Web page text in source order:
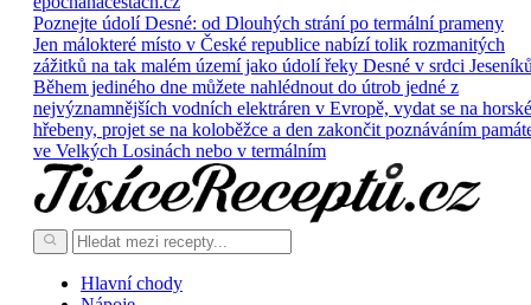
Poznejte údolí Desné: od Dlouhých strání po termální prameny
Jen málokteré místo v České republice nabízí tolik rozmanitých
zážitků na tak malém území jako údolí řeky Desné v srdci
Během jediného dne můžete nahlédnout do útrob jedné z
nejvýznamnějších vodních elektráren v Evropě, vydat se na horské
hřebeny, projet se na koloběžce a den zakončit poznáváním
ve Velkých Losinách nebo v termálním
Hlavní chody